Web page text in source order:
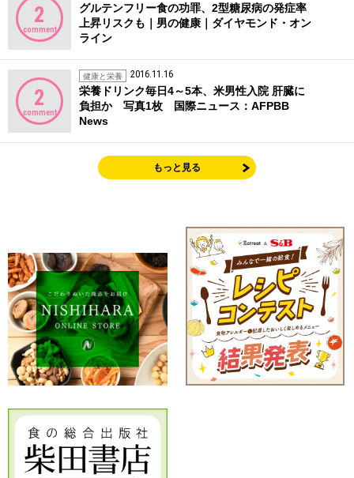
2
comment
グルテンフリー食の功罪、2型糖尿病の発症率
上昇リスクも｜男の健康｜ダイヤモンド・オン
ライン
2
comment
健康と栄養 2016.11.16
栄養ドリンク毎日4～5本、米男性入院 肝臓に
負担か 写真1枚 国際ニュース：AFPBB
News
もっと見る